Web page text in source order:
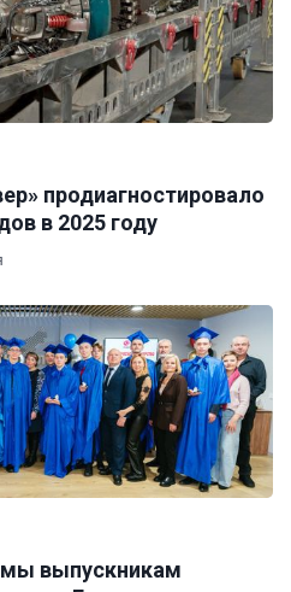
продиагностировало
в 2025 году
выпускникам